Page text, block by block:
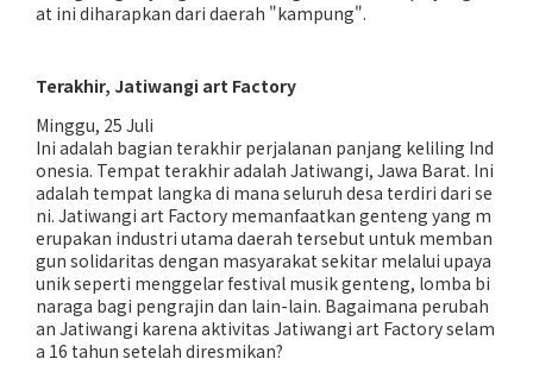
at ini diharapkan dari daerah "kampung".
Terakhir, Jatiwangi art Factory
Minggu, 25 Juli
Ini adalah bagian terakhir perjalanan panjang keliling Ind
onesia. Tempat terakhir adalah Jatiwangi, Jawa Barat. Ini
adalah tempat langka di mana seluruh desa terdiri dari se
ni. Jatiwangi art Factory memanfaatkan genteng yang m
erupakan industri utama daerah tersebut untuk memban
gun solidaritas dengan masyarakat sekitar melalui upaya
unik seperti menggelar festival musik genteng, lomba bi
naraga bagi pengrajin dan lain-lain. Bagaimana perubah
an Jatiwangi karena aktivitas Jatiwangi art Factory selam
a 16 tahun setelah diresmikan?